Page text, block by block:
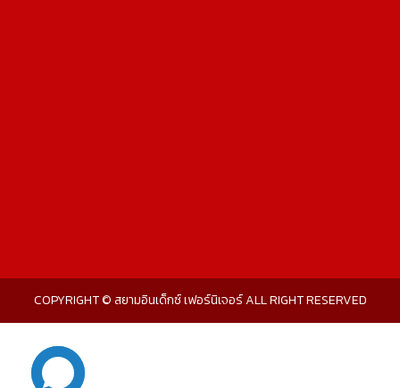
COPYRIGHT © สยามอินเด็กซ์ เฟอร์นิเจอร์ ALL RIGHT RESERVED